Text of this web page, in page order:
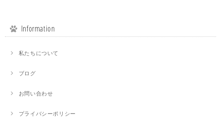
Information
私たちについて
ブログ
お問い合わせ
プライバシーポリシー